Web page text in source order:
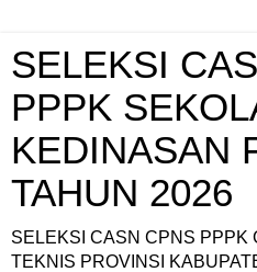
SELEKSI
PPPK
KEDINASAN
TAHUN 2026
SELEKSI CASN CPNS PPPK
TEKNIS PROVINSI